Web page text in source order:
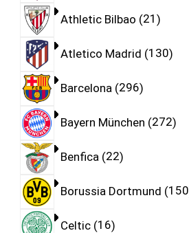
Athletic Bilbao 21
Atletico Madrid 130
Barcelona 296
Bayern München 272
Benfica 22
Borussia Dortmund 150
Celtic 16